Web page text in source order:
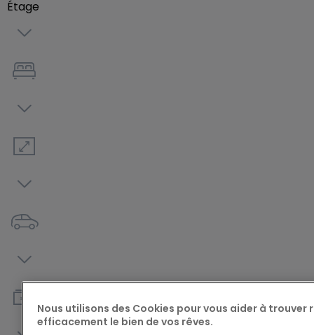
Étage
Nous utilisons des Cookies pour vous aider à trouver
efficacement le bien de vos rêves.